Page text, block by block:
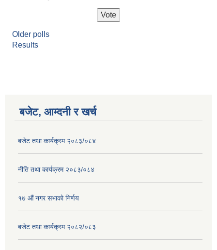
Older polls
Results
बजेट, आम्दनी र खर्च
बजेट तथा कार्यक्रम २०८३/०८४
नीति तथा कार्यक्रम २०८३/०८४
१७ ‌‍औं नगर सभाकाे निर्णय
बजेट तथा कार्यक्रम २०८२/०८३